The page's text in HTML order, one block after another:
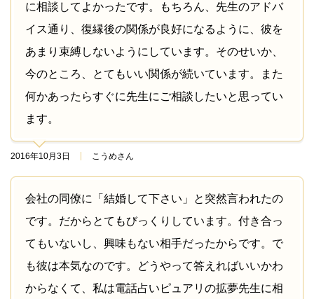
に相談してよかったです。もちろん、先生のアドバ
イス通り、復縁後の関係が良好になるように、彼を
あまり束縛しないようにしています。そのせいか、
今のところ、とてもいい関係が続いています。また
何かあったらすぐに先生にご相談したいと思ってい
ます。
2016年10月3日 こうめさん
会社の同僚に「結婚して下さい」と突然言われたの
です。だからとてもびっくりしています。付き合っ
てもいないし、興味もない相手だったからです。で
も彼は本気なのです。どうやって答えればいいかわ
からなくて、私は電話占いピュアリの拡夢先生に相